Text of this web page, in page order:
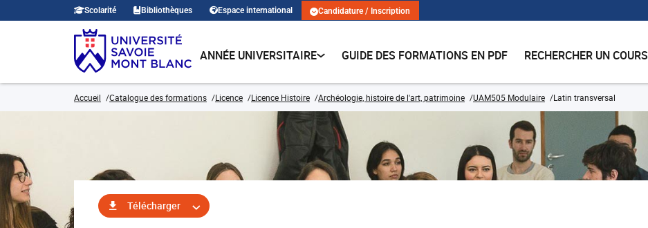
Scolarité Bibliothèques Espace international Candidature / Inscription
ANNÉE UNIVERSITAIRE GUIDE DES FORMATIONS EN PDF RECHERCHER UN COURS
Accueil Catalogue des formations Licence Licence Histoire Archéologie, histoire de l'art, patrimoine UAM505 Modulaire Latin transversal
Télécharger